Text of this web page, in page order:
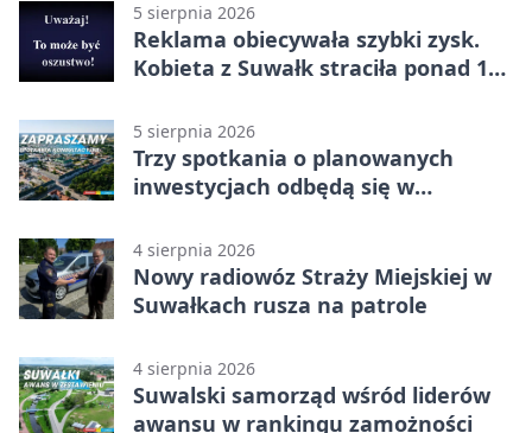
5 sierpnia 2026
Reklama obiecywała szybki zysk.
Kobieta z Suwałk straciła ponad 190
5 sierpnia 2026
Trzy spotkania o planowanych
inwestycjach odbędą się w
4 sierpnia 2026
Nowy radiowóz Straży Miejskiej w
Suwałkach rusza na patrole
4 sierpnia 2026
Suwalski samorząd wśród liderów
awansu w rankingu zamożności